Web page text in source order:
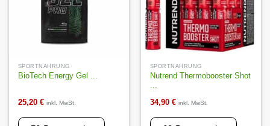
SPORTNAHRUNG
BioTech Energy Gel ...
25,20 € inkl. MwSt.
SPORTNAHRUNG
Nutrend Thermobooster Shot
34,90 € inkl. MwSt.